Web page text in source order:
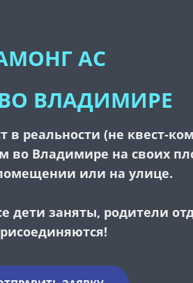
АС
ВЛАДИМИРЕ
реальности (не квест-
во Владимире на своих
или на улице.
дети заняты, родители